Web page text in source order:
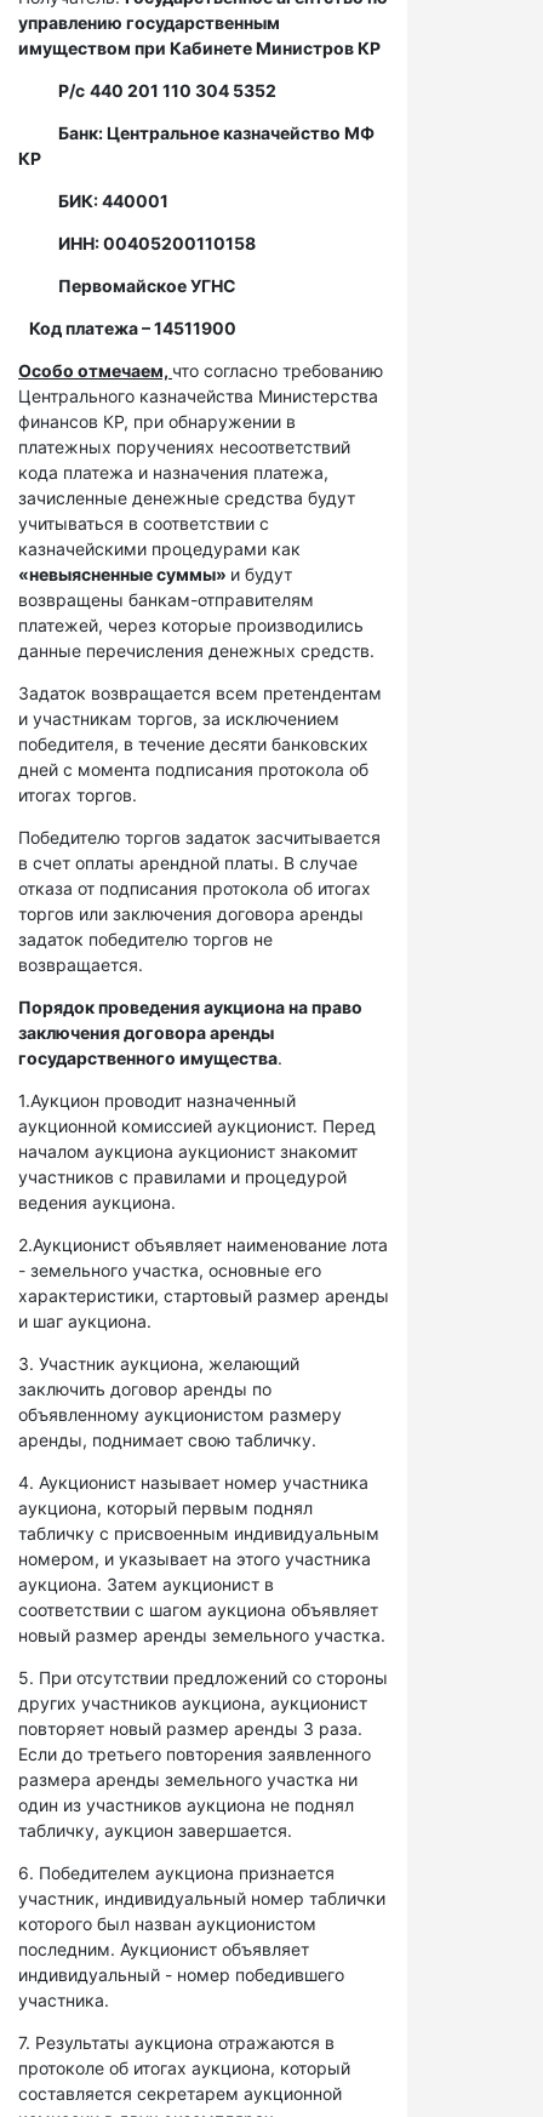
управлению государственным
имуществом при Кабинете Министров КР
Р/с 440 201 110 304 5352
Банк: Центральное казначейство МФ
КР
БИК: 440001
ИНН: 00405200110158
Первомайское УГНС
Код платежа – 14511900
Особо отмечаем, что согласно требованию
Центрального казначейства Министерства
финансов КР, при обнаружении в
платежных поручениях несоответствий
кода платежа и назначения платежа,
зачисленные денежные средства будут
учитываться в соответствии с
казначейскими процедурами как
«невыясненные суммы» и будут
возвращены банкам-отправителям
платежей, через которые производились
данные перечисления денежных средств.
Задаток возвращается всем претендентам
и участникам торгов, за исключением
победителя, в течение десяти банковских
дней с момента подписания протокола об
итогах торгов.
Победителю торгов задаток засчитывается
в счет оплаты арендной платы. В случае
отказа от подписания протокола об итогах
торгов или заключения договора аренды
задаток победителю торгов не
возвращается.
Порядок проведения аукциона на право
заключения договора аренды
государственного имущества.
1.Аукцион проводит назначенный
аукционной комиссией аукционист. Перед
началом аукциона аукционист знакомит
участников с правилами и процедурой
ведения аукциона.
2.Аукционист объявляет наименование лота
- земельного участка, основные его
характеристики, стартовый размер аренды
и шаг аукциона.
3. Участник аукциона, желающий
заключить договор аренды по
объявленному аукционистом размеру
аренды, поднимает свою табличку.
4. Аукционист называет номер участника
аукциона, который первым поднял
табличку с присвоенным индивидуальным
номером, и указывает на этого участника
аукциона. Затем аукционист в
соответствии с шагом аукциона объявляет
новый размер аренды земельного участка.
5. При отсутствии предложений со стороны
других участников аукциона, аукционист
повторяет новый размер аренды 3 раза.
Если до третьего повторения заявленного
размера аренды земельного участка ни
один из участников аукциона не поднял
табличку, аукцион завершается.
6. Победителем аукциона признается
участник, индивидуальный номер таблички
которого был назван аукционистом
последним. Аукционист объявляет
индивидуальный - номер победившего
участника.
7. Результаты аукциона отражаются в
протоколе об итогах аукциона, который
составляется секретарем аукционной